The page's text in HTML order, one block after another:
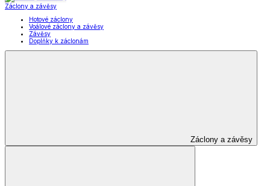
Záclony a závěsy
Hotové záclony
Voálové záclony a závěsy
Závěsy
Doplňky k záclonám
Záclony a závěsy